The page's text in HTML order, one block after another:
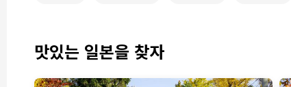
맛있는 일본을 찾자